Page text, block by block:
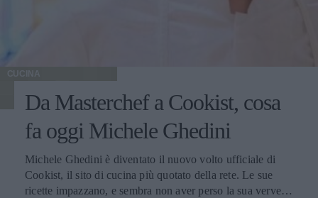
CUCINA
Da Masterchef a Cookist, cosa
fa oggi Michele Ghedini
Michele Ghedini è diventato il nuovo volto ufficiale di
Cookist, il sito di cucina più quotato della rete. Le sue
ricette impazzano, e sembra non aver perso la sua verve